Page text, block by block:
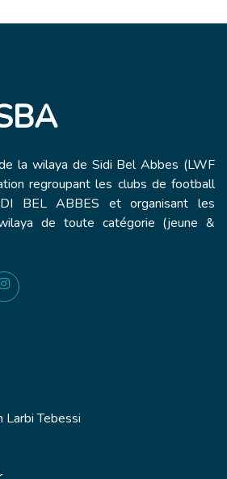
la wilaya de Sidi Bel Abbes (LWF
regroupant les clubs de football
BEL ABBES et organisant les
de toute catégorie (jeune &
Larbi Tebessi